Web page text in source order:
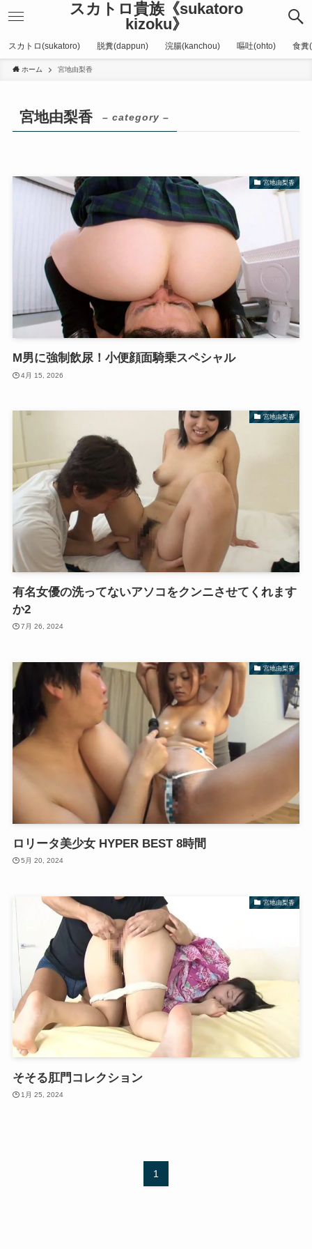
スカトロ貴族《sukatoro
kizoku》
スカトロ(sukatoro) 脱糞(dappun) 浣腸(kanchou) 嘔吐(ohto) 食糞
ホーム 宮地由梨香
宮地由梨香 – category –
宮地由梨香
M男に強制飲尿！小便顔面騎乗スペシャル
4月 15, 2026
宮地由梨香
有名女優の洗ってないアソコをクンニさせてくれます
か2
7月 26, 2024
宮地由梨香
ロリータ美少女 HYPER BEST 8時間
5月 20, 2024
宮地由梨香
そそる肛門コレクション
1月 25, 2024
1